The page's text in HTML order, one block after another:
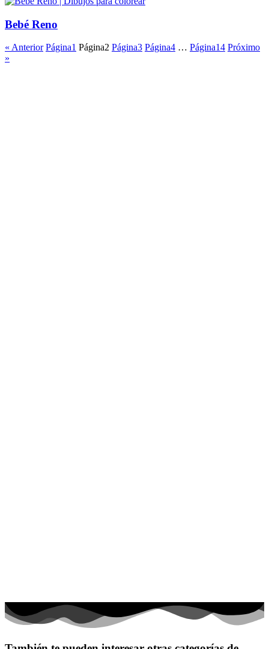
Bebé Reno
« Anterior Página1 Página2 Página3 Página4 … Página14 Próximo
»